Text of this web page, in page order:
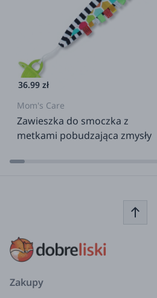
36.99 zł
Mom's Care
Zawieszka do smoczka z
metkami pobudzająca zmysły
Zakupy